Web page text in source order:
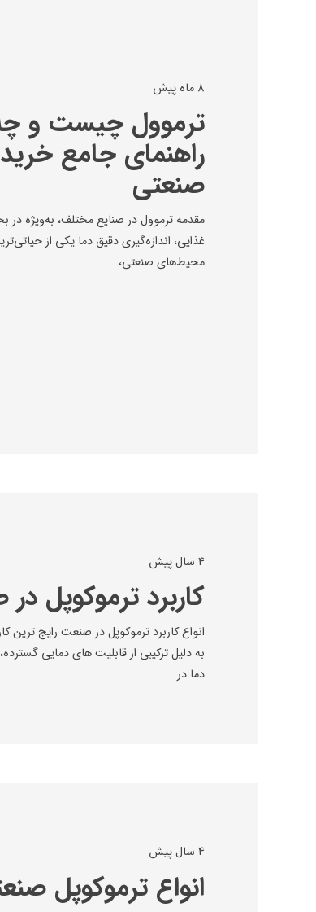
8 ماه پیش
ترموول چیست و چه
راهنمای جامع
صنعتی
مقدمه ترموول در صنایع مختلف، به‌ویژه در
غذایی، اندازه‌گیری دقیق دما یکی از
محیط‌های صنعتی،…
4 سال پیش
کاربرد ترموکوپل
انواع کاربرد ترموکوپل در صنعت رایج
به دلیل ترکیبی از قابلیت های دمایی
دما در…
4 سال پیش
انواع ترموکوپل